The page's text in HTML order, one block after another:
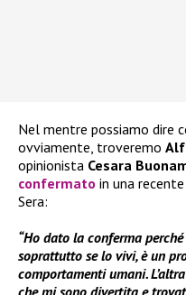
Nel mentre possiamo dire
ovviamente, troveremo
opinionista Cesara
confermato in una
Sera:
“Ho dato la conferma
soprattutto se lo vivi, è un
comportamenti umani.
che mi sono divertita e